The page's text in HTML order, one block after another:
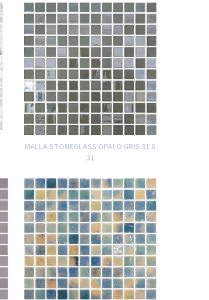
MALLA STONEGLASS OPALO GRIS 31 X
31